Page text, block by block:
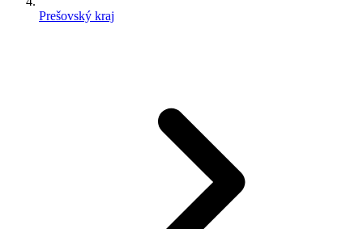
Prešovský kraj